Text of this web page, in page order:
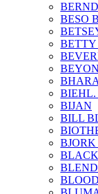
BESO
BIEHL.
BIJAN
BILL